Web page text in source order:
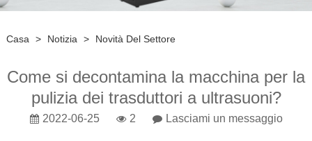
Casa > Notizia > Novità Del Settore
Come si decontamina la macchina per la
pulizia dei trasduttori a ultrasuoni?
2022-06-25 2 Lasciami un messaggio